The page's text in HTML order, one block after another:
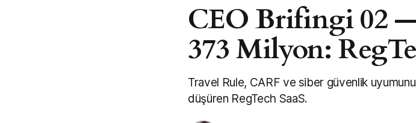
CEO Brifingi 02 —
373 Milyon:
Travel Rule, CARF ve siber güvenlik
düşüren RegTech SaaS.